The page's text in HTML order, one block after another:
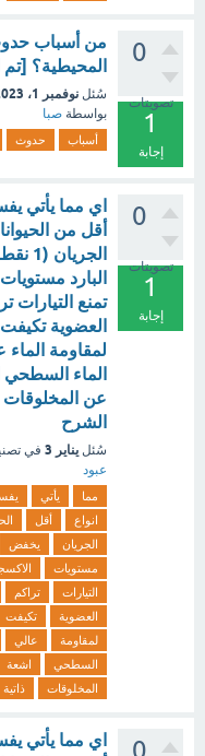
0
تصويتات
1
إجابة
من أسباب
المحيطية؟
سُئل نوفمبر 1، 2023
بواسطة صبا
أسباب حدوث
0
تصويتات
1
إجابة
اي مما يأتي
أقل من
البارد
تمنع التيارات
العضوية
لمقاومة
الماء
عن المخلوقات
الشرح
سُئل يناير 3 في
عبود
مما يأتي
انواع
أقل
الجريان
يخفض
مستويات
التيارات
تراكم
العضوية
تكيفت
لمقاومة
عالي
السطحي
اشعة
المخلوقات
ذاتية
اي مما يأتي